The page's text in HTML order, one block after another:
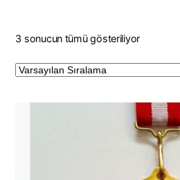
3 sonucun tümü gösteriliyor